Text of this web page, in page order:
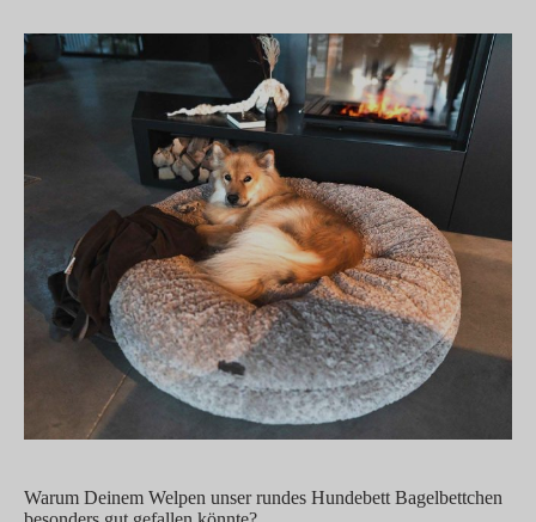
Warum Deinem Welpen unser rundes Hundebett Bagelbettchen